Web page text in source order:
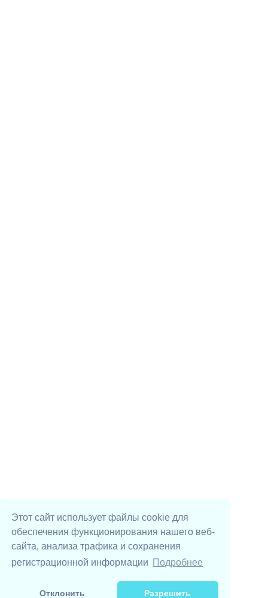
Этот сайт использует файлы cookie для
обеспечения функционирования нашего веб-
сайта, анализа трафика и сохранения
регистрационной информации
Подробнее
Отклонить Разрешить